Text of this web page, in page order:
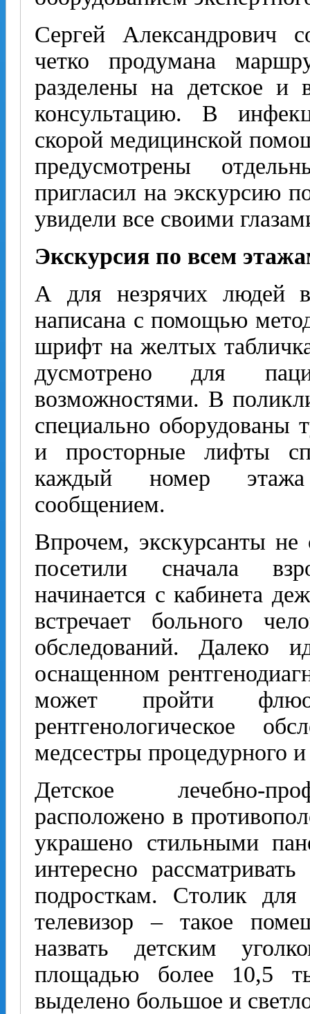
Сергей Александрович
четко продумана
разделены на детское и
консультацию. В
скорой медицинской
предусмотрены
пригласил на экскурсию
увидели все своими
Экскурсия по всем
А для незрячих людей
написана с помощью
шрифт на желтых
дусмотрено для
возможностями. В
специально оборудованы
и просторные лифты
каждый номер этажа
сообщением.
Впрочем, экскурсанты не
посетили сначала
начинается с кабинета
встречает больного
обследований. Далеко
оснащенном
может пройти
рентгенологическое
медсестры процедурного
Детское лечебно-
расположено в
украшено стильными
интересно
подросткам. Столик
телевизор – такое
назвать детским
площадью более 10,5
выделено большое и